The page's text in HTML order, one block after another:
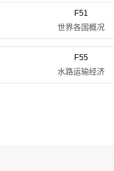
F51
世界各国概况
F55
水路运输经济